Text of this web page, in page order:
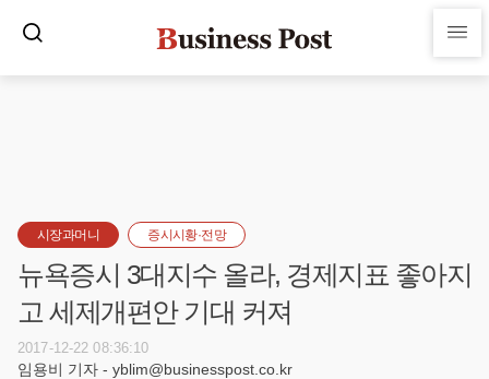
시장과머니 증시시황·전망
뉴욕증시 3대지수 올라, 경제지표 좋아지
고 세제개편안 기대 커져
2017-12-22 08:36:10
임용비 기자 - yblim@businesspost.co.kr